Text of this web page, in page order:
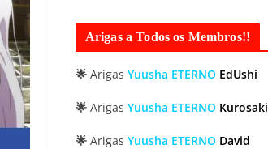
Arigas a Todos os Membros!!
🌟 Arigas Yuusha ETERNO EdUshi
🌟 Arigas Yuusha ETERNO Kurosaki
🌟 Arigas Yuusha ETERNO David